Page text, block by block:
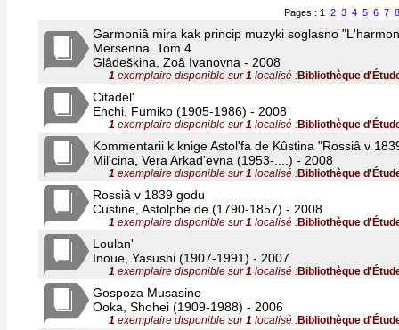
Pages : 1 2 3 4 5 6 7 8
Garmoniâ mira kak princip muzyki soglasno
Mersenna. Tom 4
Glâdeškina, Zoâ Ivanovna - 2008
1 exemplaire disponible sur1 localisé :Bibliothèque
Citadel'
Enchi, Fumiko (1905-1986) - 2008
1 exemplaire disponible sur1 localisé :Bibliothèque
Kommentarii k knige Astol'fa de Kûstina "Rossiâ v
Mil'cina, Vera Arkad'evna (1953-....) - 2008
1 exemplaire disponible sur1 localisé :Bibliothèque
Rossiâ v 1839 godu
Custine, Astolphe de (1790-1857) - 2008
1 exemplaire disponible sur1 localisé :Bibliothèque
Loulan'
Inoue, Yasushi (1907-1991) - 2007
1 exemplaire disponible sur1 localisé :Bibliothèque
Gospoza Musasino
Ooka, Shohei (1909-1988) - 2006
1 exemplaire disponible sur1 localisé :Bibliothèque